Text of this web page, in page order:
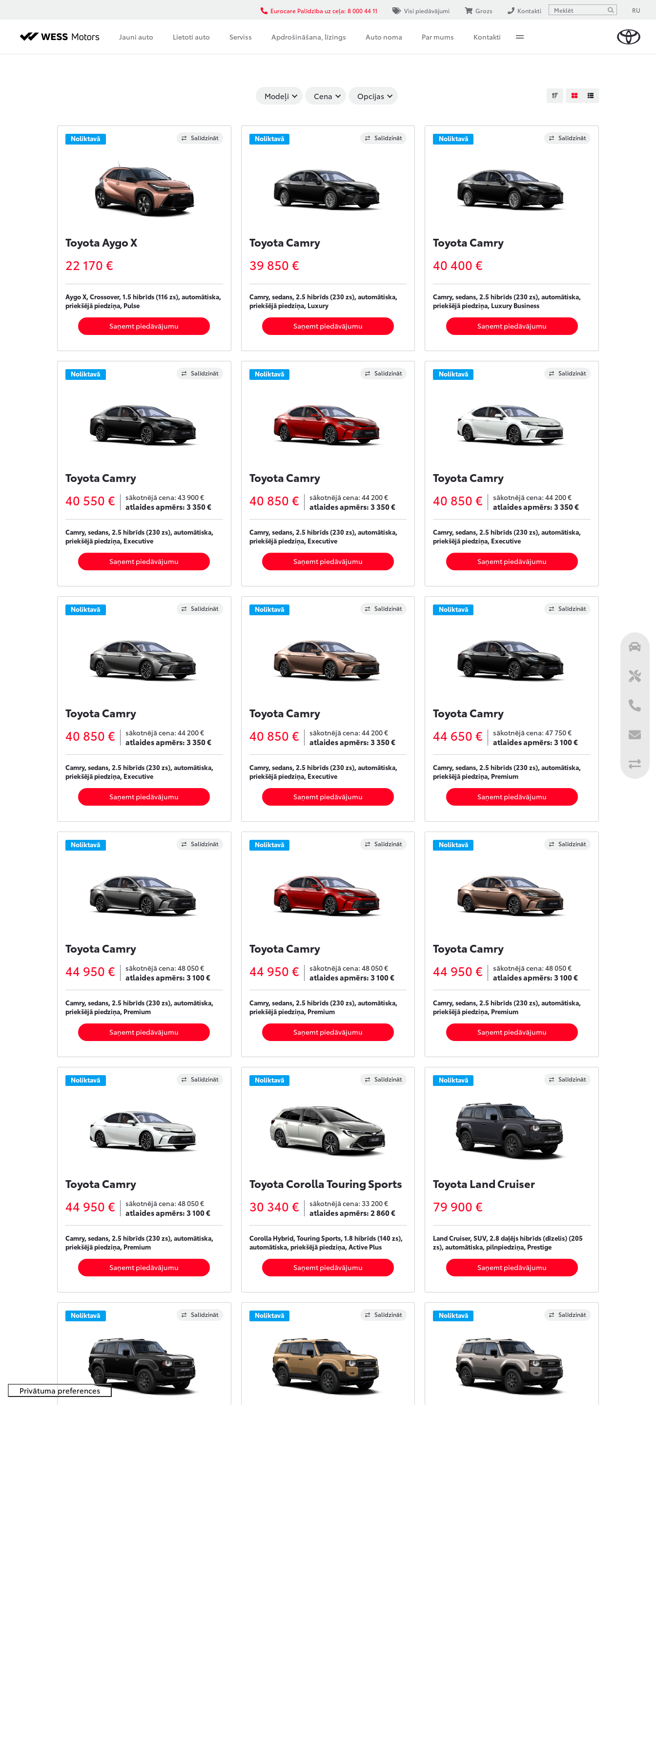
Jauni auto Lietoti auto Serviss Apdrošināšana, līzings Auto noma Par mums Kontakti
Eurocare Palīdzība uz ceļa: 8 000 44 11 Visi piedāvājumi Grozs Kontakti RU
Modeļi Cena Opcijas
Salīdzināt
Noliktavā
Toyota Aygo X
22 170 €
Aygo X, Crossover, 1.5 hibrīds (116 zs), automātiska,
priekšējā piedziņa, Pulse
Saņemt piedāvājumu
Salīdzināt
Noliktavā
Toyota Camry
39 850 €
Camry, sedans, 2.5 hibrīds (230 zs), automātiska,
priekšējā piedziņa, Luxury
Saņemt piedāvājumu
Salīdzināt
Noliktavā
Toyota Camry
40 400 €
Camry, sedans, 2.5 hibrīds (230 zs), automātiska,
priekšējā piedziņa, Luxury Business
Saņemt piedāvājumu
Salīdzināt
Noliktavā
Toyota Camry
40 550 € sākotnējā cena: 43 900 €
atlaides apmērs:3 350 €
Camry, sedans, 2.5 hibrīds (230 zs), automātiska,
priekšējā piedziņa, Executive
Saņemt piedāvājumu
Salīdzināt
Noliktavā
Toyota Camry
40 850 € sākotnējā cena: 44 200 €
atlaides apmērs:3 350 €
Camry, sedans, 2.5 hibrīds (230 zs), automātiska,
priekšējā piedziņa, Executive
Saņemt piedāvājumu
Salīdzināt
Noliktavā
Toyota Camry
40 850 € sākotnējā cena: 44 200 €
atlaides apmērs:3 350 €
Camry, sedans, 2.5 hibrīds (230 zs), automātiska,
priekšējā piedziņa, Executive
Saņemt piedāvājumu
Salīdzināt
Noliktavā
Toyota Camry
40 850 € sākotnējā cena: 44 200 €
atlaides apmērs:3 350 €
Camry, sedans, 2.5 hibrīds (230 zs), automātiska,
priekšējā piedziņa, Executive
Saņemt piedāvājumu
Salīdzināt
Noliktavā
Toyota Camry
40 850 € sākotnējā cena: 44 200 €
atlaides apmērs:3 350 €
Camry, sedans, 2.5 hibrīds (230 zs), automātiska,
priekšējā piedziņa, Executive
Saņemt piedāvājumu
Salīdzināt
Noliktavā
Toyota Camry
44 650 € sākotnējā cena: 47 750 €
atlaides apmērs:3 100 €
Camry, sedans, 2.5 hibrīds (230 zs), automātiska,
priekšējā piedziņa, Premium
Saņemt piedāvājumu
Salīdzināt
Noliktavā
Toyota Camry
44 950 € sākotnējā cena: 48 050 €
atlaides apmērs:3 100 €
Camry, sedans, 2.5 hibrīds (230 zs), automātiska,
priekšējā piedziņa, Premium
Saņemt piedāvājumu
Salīdzināt
Noliktavā
Toyota Camry
44 950 € sākotnējā cena: 48 050 €
atlaides apmērs:3 100 €
Camry, sedans, 2.5 hibrīds (230 zs), automātiska,
priekšējā piedziņa, Premium
Saņemt piedāvājumu
Salīdzināt
Noliktavā
Toyota Camry
44 950 € sākotnējā cena: 48 050 €
atlaides apmērs:3 100 €
Camry, sedans, 2.5 hibrīds (230 zs), automātiska,
priekšējā piedziņa, Premium
Saņemt piedāvājumu
Salīdzināt
Noliktavā
Toyota Camry
44 950 € sākotnējā cena: 48 050 €
atlaides apmērs:3 100 €
Camry, sedans, 2.5 hibrīds (230 zs), automātiska,
priekšējā piedziņa, Premium
Saņemt piedāvājumu
Salīdzināt
Noliktavā
Toyota Corolla Touring Sports
30 340 € sākotnējā cena: 33 200 €
atlaides apmērs:2 860 €
Corolla Hybrid, Touring Sports, 1.8 hibrīds (140 zs),
automātiska, priekšējā piedziņa, Active Plus
Saņemt piedāvājumu
Salīdzināt
Noliktavā
Toyota Land Cruiser
79 900 €
Land Cruiser, SUV, 2.8 daļējs hibrīds (dīzelis) (205
zs), automātiska, pilnpiedziņa, Prestige
Saņemt piedāvājumu
Salīdzināt
Noliktavā Salīdzināt
Noliktavā Salīdzināt
Noliktavā